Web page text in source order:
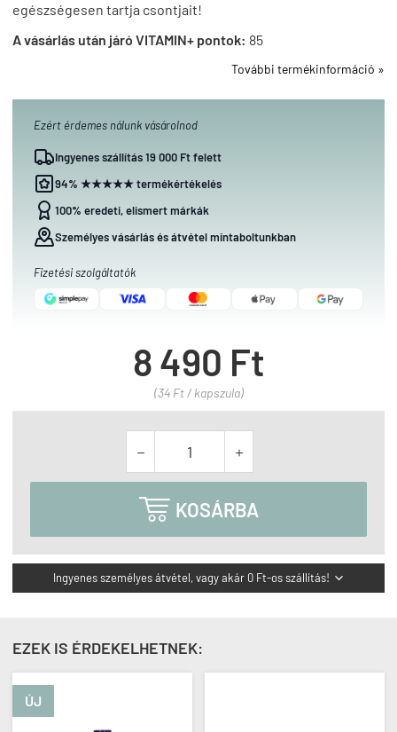
egészségesen tartja csontjait!
A vásárlás után járó VITAMIN+ pontok: 85
További termékinformáció »
Ezért érdemes nálunk vásárolnod
Ingyenes szállítás 19 000 Ft felett
94% ★★★★★ termékértékelés
100% eredeti, elismert márkák
Személyes vásárlás és átvétel mintaboltunkban
Fizetési szolgáltatók
8 490 Ft
(34 Ft / kapszula)
 
 KOSÁRBA
Ingyenes személyes átvétel, vagy akár 0 Ft-os szállítás! 
EZEK IS ÉRDEKELHETNEK:
ÚJ